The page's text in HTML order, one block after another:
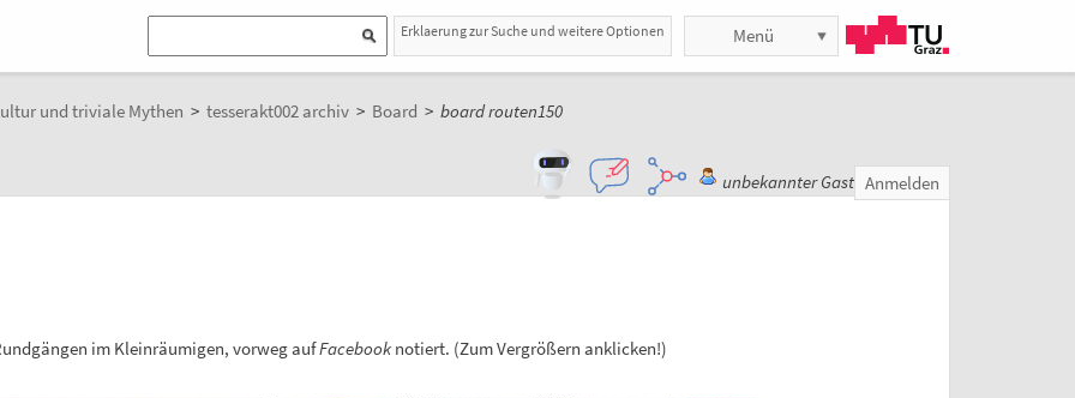
Erklaerung zur Suche und weitere Optionen Menü
und triviale Mythen > tesserakt002 archiv > Board > board routen150
unbekannter Gast Anmelden
im Kleinräumigen, vorweg aufFacebook notiert. (Zum Vergrößern anklicken!)